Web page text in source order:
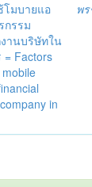
โมบายแอ
กรรม
านบริษัทใน
= Factors
in
พ